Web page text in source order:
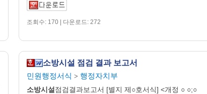
조회수: 170 | 다운로드: 272
소방시설 점검 결과 보고서
민원행정서식 > 행정자치부
소방시설점검결과보고서 [별지 제○호서식] <개정 ○ ○;○